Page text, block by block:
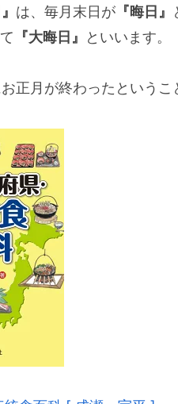
は、毎月末日が 『晦日』
『大晦日』 といいます。
正月が終わったというこ